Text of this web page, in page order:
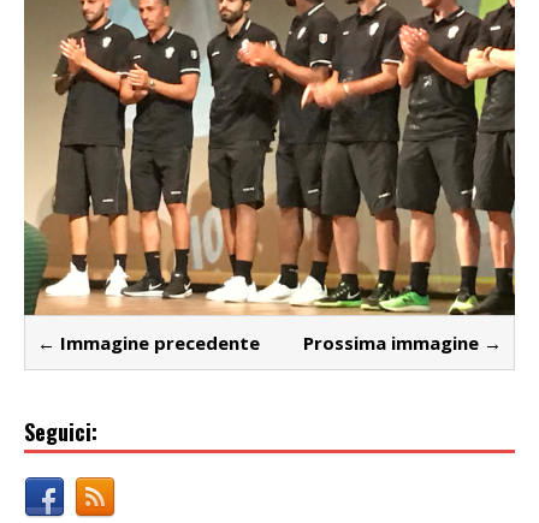
← Immagine precedente Prossima immagine →
Seguici: